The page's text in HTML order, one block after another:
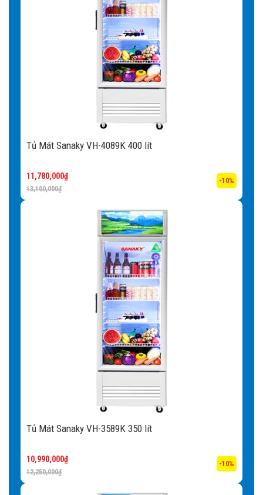
Tủ Mát Sanaky VH-4089K 400 lít
13,100,000₫
11,780,000₫
-10%
Tủ Mát Sanaky VH-3589K 350 lít
12,250,000₫
10,990,000₫
-10%